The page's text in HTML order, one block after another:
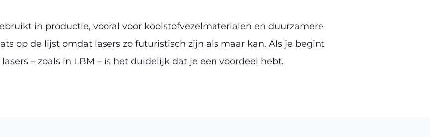
in productie, vooral voor koolstofvezelmaterialen en duurzamere
op de lijst omdat lasers zo futuristisch zijn als maar kan. Als je begint
– zoals in LBM – is het duidelijk dat je een voordeel hebt.